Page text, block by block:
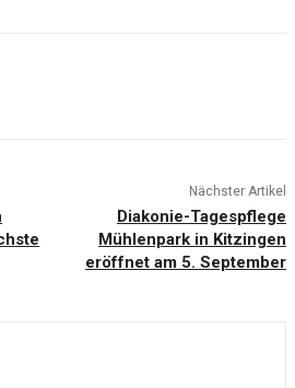
Nächster Artikel
Diakonie-Tagespflege
Mühlenpark in Kitzingen
eröffnet am 5. September